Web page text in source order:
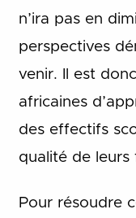
n’ira pas en
perspectives
venir. Il est
africaines
des effectifs
qualité de leurs
Pour résoudre